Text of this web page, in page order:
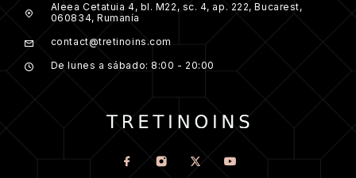
Aleea Cetatuia 4, bl. M22, sc. 4, ap. 222, Bucarest,
060834, Rumanía
contact@tretinoins.com
De lunes a sábado: 8:00 - 20:00